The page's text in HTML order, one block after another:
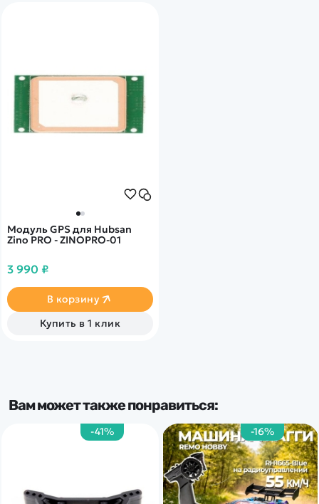
Модуль GPS для Hubsan
Zino PRO - ZINOPRO-01
3 990 ₽
В корзину
Купить в 1 клик
Вам может также понравиться:
-16%
-41%